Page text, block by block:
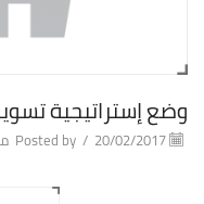
وضع إستراتيجية
/
Posted by